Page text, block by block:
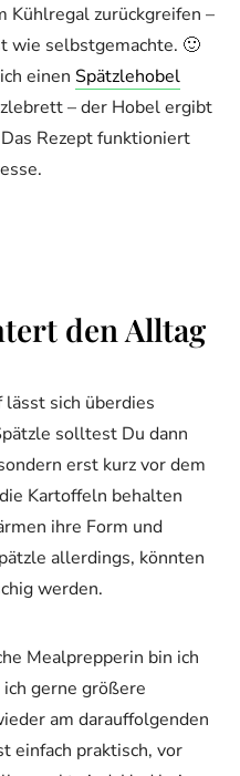
Kühlregal zurückgreifen –
wie selbstgemachte. 🙂
einen Spätzlehobel
– der Hobel ergibt
Rezept funktioniert
den Alltag
sich überdies
solltest Du dann
erst kurz vor dem
Kartoffeln behalten
ihre Form und
allerdings, könnten
werden.
Mealprepperin bin ich
gerne größere
am darauffolgenden
einfach praktisch, vor